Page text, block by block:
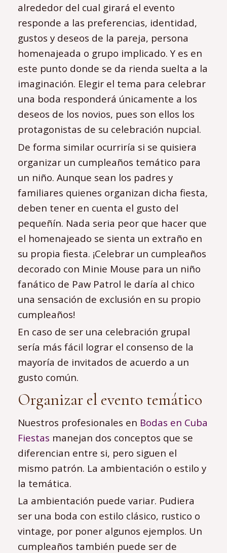
alrededor del cual girará el evento
responde a las preferencias, identidad,
gustos y deseos de la pareja, persona
homenajeada o grupo implicado. Y es en
este punto donde se da rienda suelta a la
imaginación. Elegir el tema para celebrar
una boda responderá únicamente a los
deseos de los novios, pues son ellos los
protagonistas de su celebración nupcial.
De forma similar ocurriría si se quisiera
organizar un cumpleaños temático para
un niño. Aunque sean los padres y
familiares quienes organizan dicha fiesta,
deben tener en cuenta el gusto del
pequeñín. Nada seria peor que hacer que
el homenajeado se sienta un extraño en
su propia fiesta. ¡Celebrar un cumpleaños
decorado con Minie Mouse para un niño
fanático de Paw Patrol le daría al chico
una sensación de exclusión en su propio
cumpleaños!
En caso de ser una celebración grupal
sería más fácil lograr el consenso de la
mayoría de invitados de acuerdo a un
gusto común.
Organizar el evento temático
Nuestros profesionales en Bodas en Cuba
Fiestas manejan dos conceptos que se
diferencian entre si, pero siguen el
mismo patrón. La ambientación o estilo y
la temática.
La ambientación puede variar. Pudiera
ser una boda con estilo clásico, rustico o
vintage, por poner algunos ejemplos. Un
cumpleaños también puede ser de